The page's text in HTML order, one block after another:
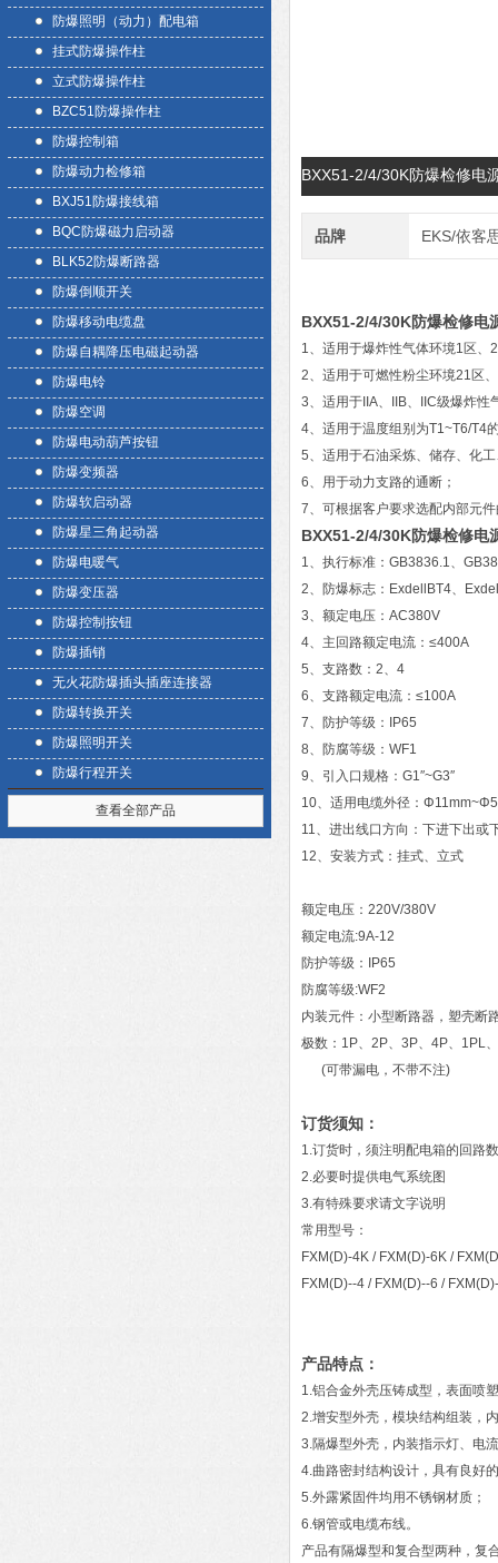
防爆照明（动力）配电箱
挂式防爆操作柱
立式防爆操作柱
BZC51防爆操作柱
防爆控制箱
防爆动力检修箱
BXJ51防爆接线箱
BQC防爆磁力启动器
BLK52防爆断路器
防爆倒顺开关
防爆移动电缆盘
防爆自耦降压电磁起动器
防爆电铃
防爆空调
防爆电动葫芦按钮
防爆变频器
防爆软启动器
防爆星三角起动器
防爆电暖气
防爆变压器
防爆控制按钮
防爆插销
无火花防爆插头插座连接器
防爆转换开关
防爆照明开关
防爆行程开关
查看全部产品
BXX51-2/4/30K防爆检修电
品牌 EKS/依客
BXX51-2/4/30K防爆检修电
1、适用于爆炸性气体环境1区、
2、适用于可燃性粉尘环境21区
3、适用于IIA、IIB、IIC级爆炸性
4、适用于温度组别为T1~T6/T4
5、适用于石油采炼、储存、化
6、用于动力支路的通断；
7、可根据客户要求选配内部元
BXX51-2/4/30K防爆检修电
1、执行标准：GB3836.1、
2、防爆标志：ExdellBT4、
3、额定电压：AC380V
4、主回路额定电流：≤400A
5、支路数：2、4
6、支路额定电流：≤100A
7、防护等级：IP65
8、防腐等级：WF1
9、引入口规格：G1″~G3″
10、适用电缆外径：
11、进出线口方向：下进下出或
12、安装方式：挂式、立式
额定电压：220V/380V
额定电流:9A-12
防护等级：IP65
防腐等级:WF2
内装元件：小型断路器，塑壳断
极数：1P、2P、3P、4P、1PL
(可带漏电，不带不注)
订货须知：
1.订货时，须注明配电箱的回路
2.必要时提供电气系统图
3.有特殊要求请文字说明
常用型号：
FXM(D)-4K / FXM(D)-6K /
FXM(D)--4 / FXM(D)--6 /
产品特点：
1.铝合金外壳压铸成型，表面喷
2.增安型外壳，模块结构组装，
3.隔爆型外壳，内装指示灯、电
4.曲路密封结构设计，具有良好
5.外露紧固件均用不锈钢材质；
6.钢管或电缆布线。
产品有隔爆型和复合型两种，复